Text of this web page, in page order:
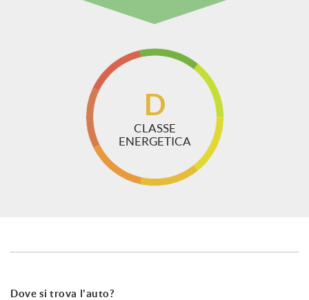
D
CLASSE
ENERGETICA
Dove si trova l'auto?